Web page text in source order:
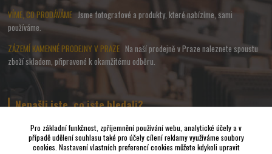
VÍME, CO PRODÁVÁMEJsme fotografové a produkty, které nabízíme, sami
používáme.
ZÁZEMÍ KAMENNÉ PRODEJNY V PRAZENa naší prodejně v Praze naleznete spoustu
zboží skladem, připravené k okamžitému odběru.
Nenašli jste, co jste hledali?
Napište nám a pokusíme se udělat vše, abychom pro Vás sehnali to
nejvhodnější FOTO a VIDEO příslušenství.
Pro základní funkčnost, zpříjemnění používání webu, analytické účely a v
případě udělení souhlasu také pro účely cílení reklamy využíváme soubory
cookies. Nastavení vlastních preferencí cookies můžete kdykoli upravit